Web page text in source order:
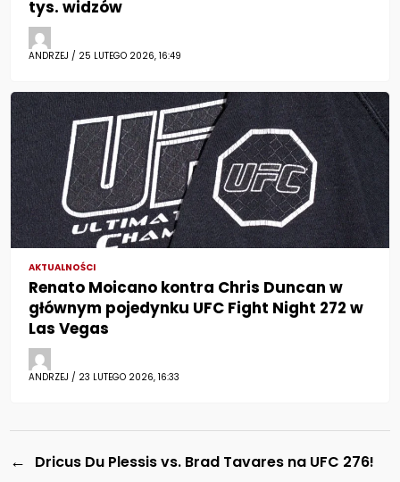
tys. widzów
ANDRZEJ / 25 LUTEGO 2026, 16:49
AKTUALNOŚCI
Renato Moicano kontra Chris Duncan w
głównym pojedynku UFC Fight Night 272 w
Las Vegas
ANDRZEJ / 23 LUTEGO 2026, 16:33
← Dricus Du Plessis vs. Brad Tavares na UFC 276!